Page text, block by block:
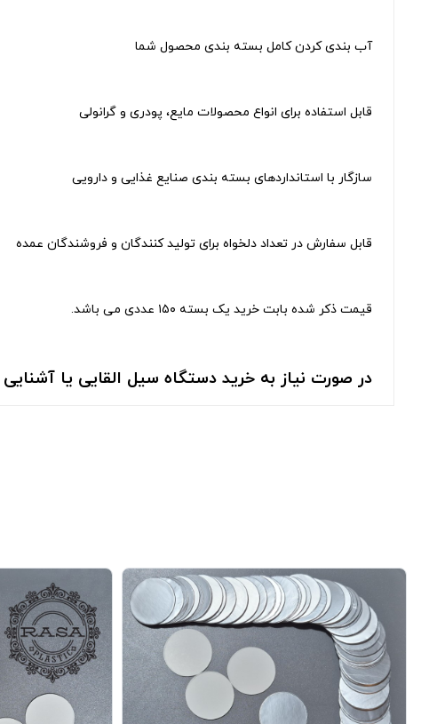
آب بندی کردن کامل بسته بندی محصول شما
قابل استفاده برای انواع محصولات مایع، پودری و گرانولی
سازگار با استانداردهای بسته ‌بندی صنایع غذایی و دارویی
قابل سفارش در تعداد دلخواه برای تولید کنندگان و فروشندگان عمده
قیمت ذکر شده بابت خرید یک بسته ۱۵۰ عددی می باشد.
در صورت نیاز به خرید دستگاه سیل القایی یا